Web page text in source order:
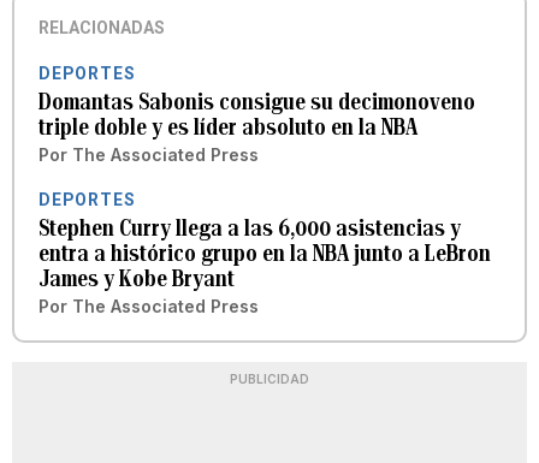
RELACIONADAS
DEPORTES
Domantas Sabonis consigue su decimonoveno
triple doble y es líder absoluto en la NBA
Por The Associated Press
DEPORTES
Stephen Curry llega a las 6,000 asistencias y
entra a histórico grupo en la NBA junto a LeBron
James y Kobe Bryant
Por The Associated Press
PUBLICIDAD